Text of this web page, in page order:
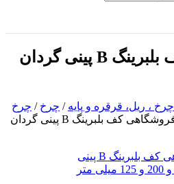
چرخ فروشگاهی کف بلبرینگ B پینی گردان
چرخ ، ریل، قرقره و پایه / چرخ / چرخ
چرخ فروشگاهی کف بلبرینگ B پینی گردان